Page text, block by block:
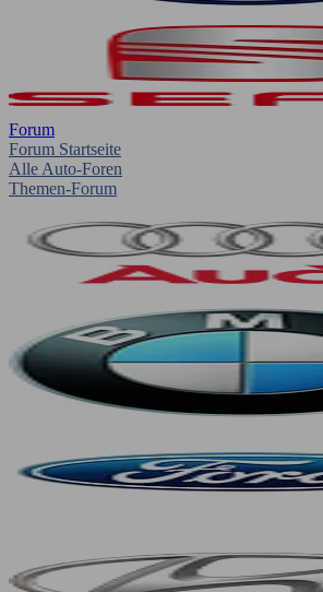
Forum
Forum Startseite
Alle Auto-Foren
Themen-Forum